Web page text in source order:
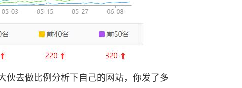
去做比例分析下自己的网站，你发了多